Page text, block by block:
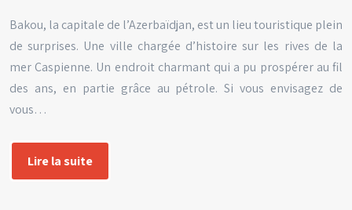
Bakou, la capitale de l’Azerbaïdjan, est un lieu touristique plein
de surprises. Une ville chargée d’histoire sur les rives de la
mer Caspienne. Un endroit charmant qui a pu prospérer au fil
des ans, en partie grâce au pétrole. Si vous envisagez de
vous…
Lire la suite